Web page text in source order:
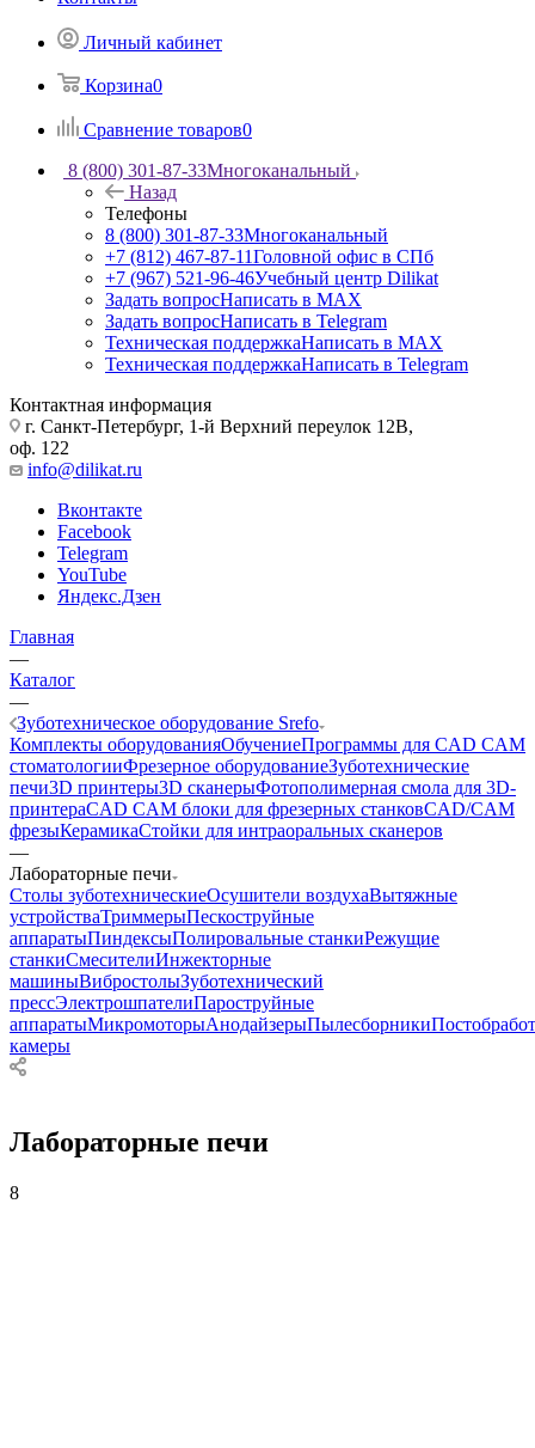
Личный кабинет
Корзина0
Сравнение товаров0
8 (800) 301-87-33Многоканальный
Назад
Телефоны
8 (800) 301-87-33Многоканальный
+7 (812) 467-87-11Головной офис в СПб
+7 (967) 521-96-46Учебный центр Dilikat
Задать вопросНаписать в MAX
Задать вопросНаписать в Telegram
Техническая поддержкаНаписать в MAX
Техническая поддержкаНаписать в Telegram
Контактная информация
г. Санкт-Петербург, 1-й Верхний переулок 12В,
оф. 122
info@dilikat.ru
Вконтакте
Facebook
Telegram
YouTube
Яндекс.Дзен
Главная
—
Каталог
—
Зуботехническое оборудование Srefo
Комплекты оборудованияОбучениеПрограммы для CAD CAM
стоматологииФрезерное оборудованиеЗуботехнические
печи3D принтеры3D сканерыФотополимерная смола для 3D-
принтераCAD CAM блоки для фрезерных станковCAD/CAM
фрезыКерамикаСтойки для интраоральных сканеров
—
Лабораторные печи
Столы зуботехническиеОсушители воздухаВытяжные
устройстваТриммерыПескоструйные
аппаратыПиндексыПолировальные станкиРежущие
станкиСмесителиИнжекторные
машиныВибростолыЗуботехнический
прессЭлектрошпателиПароструйные
аппаратыМикромоторыАнодайзерыПылесборники
камеры
Лабораторные печи
8